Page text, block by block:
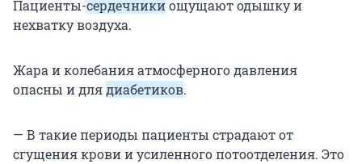
Пациенты-сердечникиощущают одышку и
нехватку воздуха.
Жара и колебания атмосферного давления
опасны и длядиабетиков.
— В такие периоды пациенты страдают от
сгущения крови и усиленного потоотделения. Это